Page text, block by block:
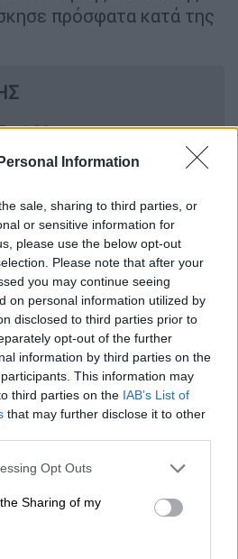
Information
sale, sharing to third parties, or
or sensitive information for
please use the below opt-out
Please note that after your
you may continue seeing
on personal information utilized by
disclosed to third parties prior to
opt-out of the further
information by third parties on the
This information may
third parties on the IAB’s List of
that may further disclose it to other
app uses one or more Google
usage behaviour. You may click to
and its third-party tags to
purposes in below Google
Opt Outs
Sharing of my
πρόσφατα κατά της
11:03
ετοιμάζεται να
αφαίρεση τίτλων
των ΗΠΑ, Μπεθ
τη Δευτέρα 3
αίτημα της νομικής
καθορίζοντας
Η κύρια
υλικό θα
23 Δεκεμβρίου 2025, η
έως τις 20
η ανταπάντηση του
13 Μαρτίου 2026, ενώ